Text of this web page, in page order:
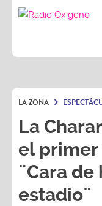
LA ZONA
La
el primer
¨Cara
estadio¨